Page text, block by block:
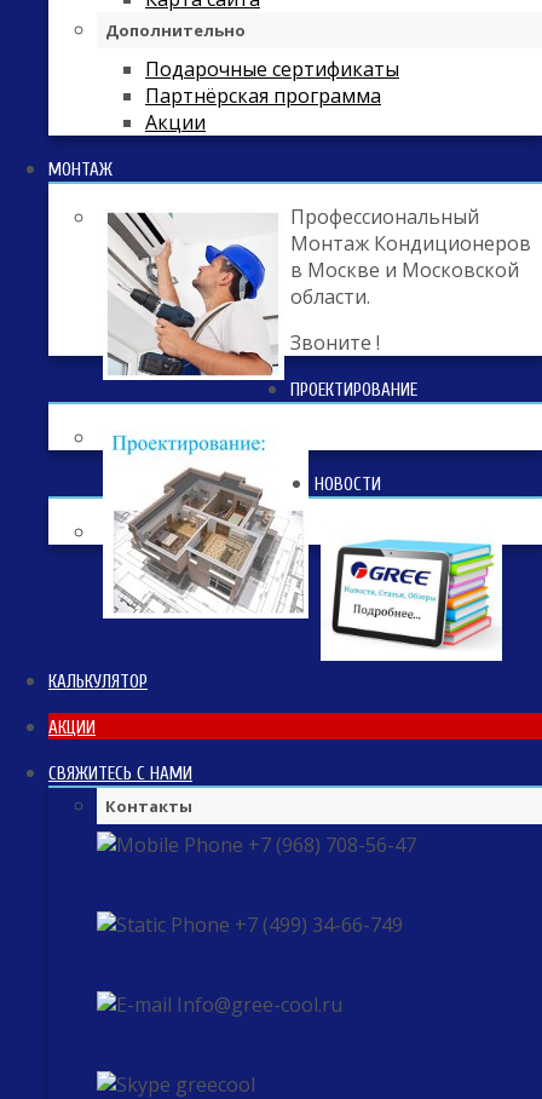
Дополнительно
Подарочные сертификаты
Партнёрская программа
Акции
МОНТАЖ
Профессиональный
Монтаж Кондиционеров
в Москве и Московской
области.
Звоните !
ПРОЕКТИРОВАНИЕ
НОВОСТИ
КАЛЬКУЛЯТОР
АКЦИИ
СВЯЖИТЕСЬ С НАМИ
Контакты
+7 (968) 708-56-47
+7 (499) 34-66-749
Info@gree-cool.ru
greecool